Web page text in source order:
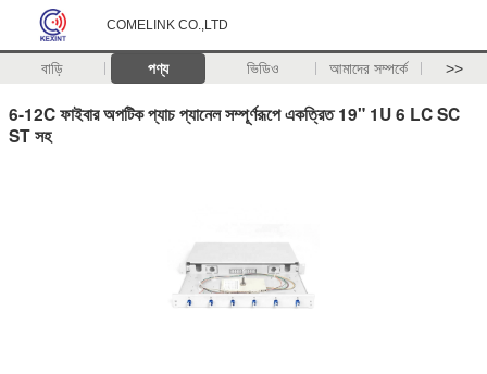
COMELINK CO.,LTD
বাড়ি পণ্য ভিডিও আমাদের সম্পর্কে >>
6-12C ফাইবার অপটিক প্যাচ প্যানেল সম্পূর্ণরূপে একত্রিত 19" 1U 6 LC SC
ST সহ